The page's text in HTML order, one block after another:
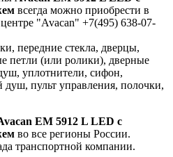
всегда можно приобрести в
"Avacan" +7(495) 638-07-
передние стекла, дверцы,
петли (или ролики), дверные
уплотнители, сифон,
пульт управления, полочки,
EM 5912 L LED с
во все регионы России.
транспортной компании.